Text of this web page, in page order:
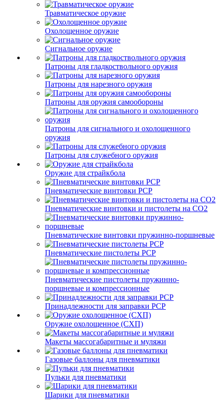
Травматическое оружие
Охолощенное оружие
Сигнальное оружие
Патроны для гладкоствольного оружия
Патроны для нарезного оружия
Патроны для оружия самообороны
Патроны для сигнального и охолощенного
оружия
Патроны для служебного оружия
Оружие для страйкбола
Пневматические винтовки PCP
Пневматические винтовки и пистолеты на CO2
Пневматические винтовки пружинно-поршневые
Пневматические пистолеты PCP
Пневматические пистолеты пружинно-
поршневые и компрессионные
Принадлежности для заправки PCP
Оружие охолощенное (СХП)
Макеты массогабаритные и муляжи
Газовые баллоны для пневматики
Пульки для пневматики
Шарики для пневматики